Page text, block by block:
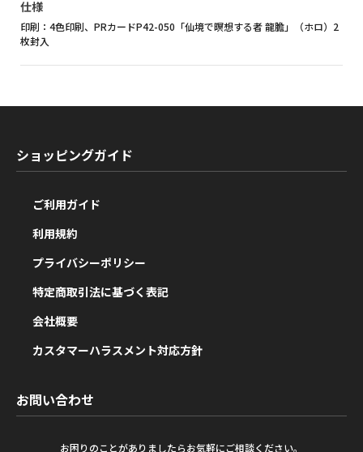
仕様
印刷：4色印刷、PRカードP42-050「仙境で暝想する者 龍膽」（ホロ）2
枚封入
ショッピングガイド
ご利用ガイド
利用規約
プライバシーポリシー
特定商取引法に基づく表記
会社概要
カスタマーハラスメント対応方針
お問い合わせ
お困りのことがありましたらお気軽にご相談ください。